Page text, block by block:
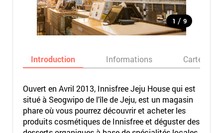
1 / 9
Introduction Informations Carte
Ouvert en Avril 2013, Innisfree Jeju House qui est
situé à Seogwipo de l'île de Jeju, est un magasin
phare où vous pourrez découvrir et acheter les
produits cosmétiques de Innisfree et déguster des